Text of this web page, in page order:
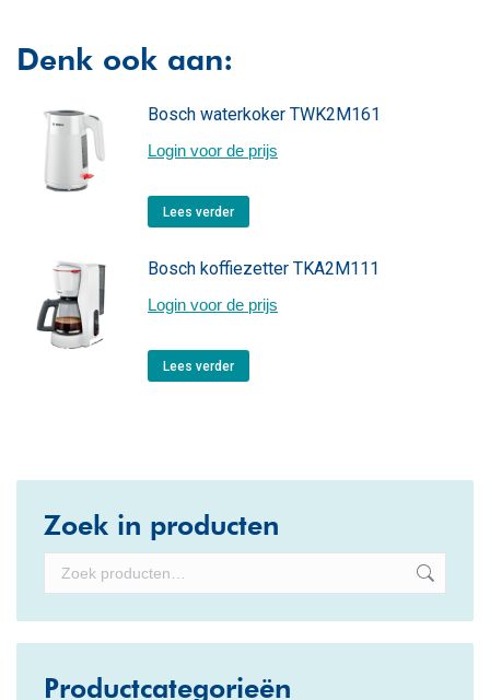
Denk ook aan:
Bosch waterkoker TWK2M161
Login voor de prijs
Lees verder
Bosch koffiezetter TKA2M111
Login voor de prijs
Lees verder
Zoek in producten
Productcategorieën